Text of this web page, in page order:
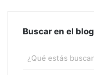
Buscar en el blog